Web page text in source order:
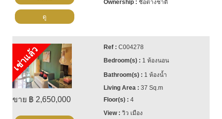
ชื่อต่างชาติ
ดู
เช่าแล้ว
ขาย ฿ 2,650,000
C004278
1 ห้องนอน
1 ห้องน้ำ
37 Sq.m
4
วิว เมือง